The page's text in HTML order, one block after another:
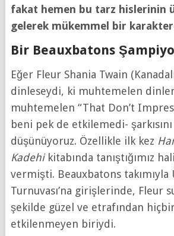
fakat hemen bu tarz hislerinin
gelerek mükemmel bir
Bir Beauxbatons
Eğer Fleur Shania Twain
dinleseydi, ki muhtemelen
muhtemelen “That Don’t
beni pek de etkilemedi-
düşünüyoruz. Özellikle ilk kez
Kadehi kitabında tanıştığımız
vermişti. Beauxbatons takımıyla
Turnuvası’na girişlerinde, Fleur
şekilde güzel ve etrafından
etkilenmeyen biriydi.